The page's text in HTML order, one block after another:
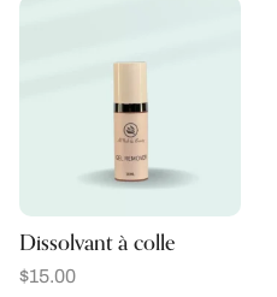
Dissolvant à colle
$15.00